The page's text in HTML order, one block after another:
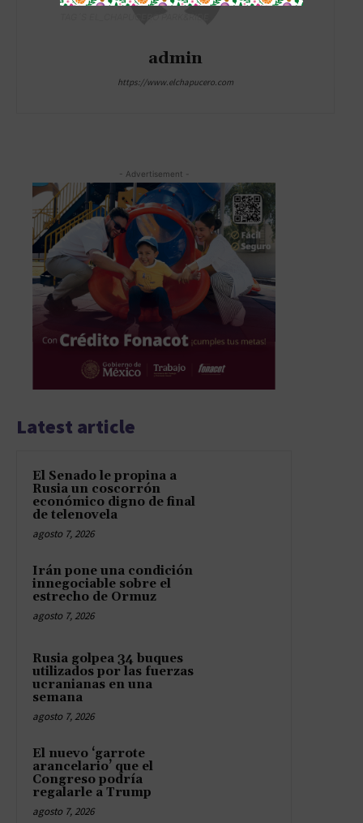
admin
https://www.elchapucero.com
- Advertisement -
Latest article
El Senado le propina a
Rusia un coscorrón
económico digno de final
de telenovela
agosto 7, 2026
Irán pone una condición
innegociable sobre el
estrecho de Ormuz
agosto 7, 2026
Rusia golpea 34 buques
utilizados por las fuerzas
ucranianas en una
semana
agosto 7, 2026
El nuevo ‘garrote
arancelario’ que el
Congreso podría
regalarle a Trump
agosto 7, 2026